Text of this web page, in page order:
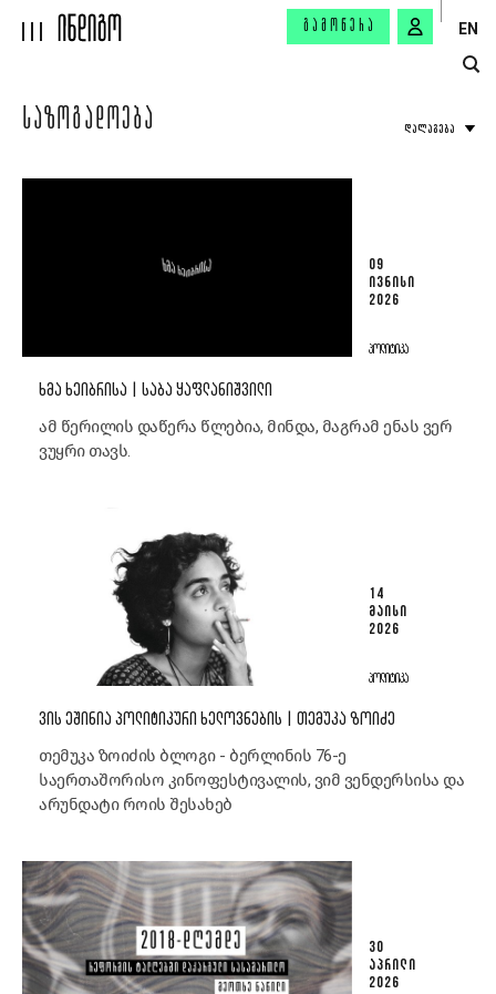
ᲒᲐᲛᲝᲬᲔᲠᲐ EN
ᲡᲐᲖᲝᲒᲐᲓᲝᲔᲑᲐ ᲓᲐᲚᲐᲒᲔᲑᲐ
09
ᲘᲕᲜᲘᲡᲘ
2026
ᲞᲝᲚᲘᲢᲘᲙᲐ
ᲮᲛᲐ ᲮᲔᲘᲑᲠᲘᲡᲐ | ᲡᲐᲑᲐ ᲧᲐᲤᲚᲐᲜᲘᲨᲕᲘᲚᲘ
ამ წერილის დაწერა წლებია, მინდა, მაგრამ ენას ვერ
ვუყრი თავს.
14
ᲛᲐᲘᲡᲘ
2026
ᲞᲝᲚᲘᲢᲘᲙᲐ
ᲕᲘᲡ ᲔᲨᲘᲜᲘᲐ ᲞᲝᲚᲘᲢᲘᲙᲣᲠᲘ ᲮᲔᲚᲝᲕᲜᲔᲑᲘᲡ | ᲗᲔᲛᲣᲙᲐ ᲖᲝᲘᲫᲔ
თემუკა ზოიძის ბლოგი - ბერლინის 76-ე
საერთაშორისო კინოფესტივალის, ვიმ ვენდერსისა და
არუნდატი როის შესახებ
30
ᲐᲞᲠᲘᲚᲘ
2026